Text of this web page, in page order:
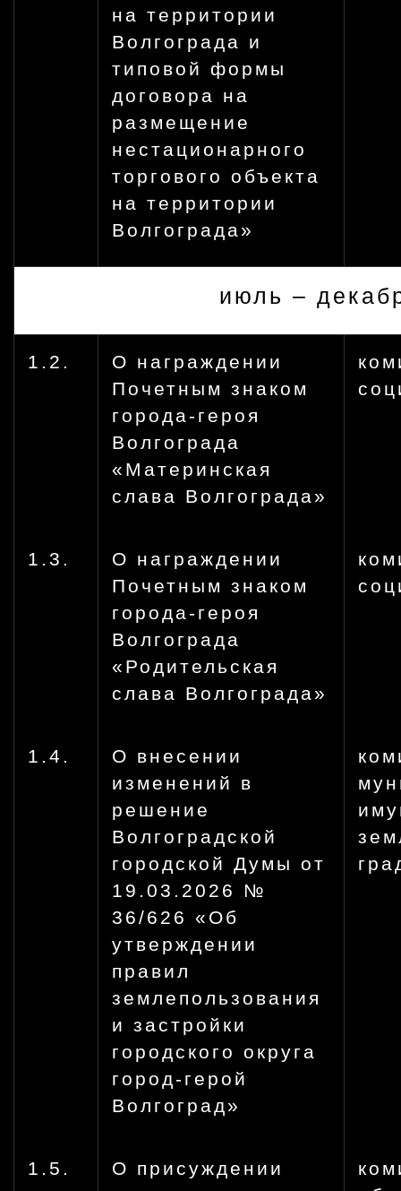
на территории
Волгограда и
типовой формы
договора на
размещение
нестационарного
торгового объекта
на территории
Волгограда»
июль –
1.2.
О награждении
Почетным знаком
города-героя
Волгограда
«Материнская
слава Волгограда»
1.3.
О награждении
Почетным знаком
города-героя
Волгограда
«Родительская
слава Волгограда»
1.4.
О внесении
изменений в
решение
Волгоградской
городской Думы от
19.03.2026 №
36/626 «Об
утверждении
правил
землепользования
и застройки
городского округа
город-герой
Волгоград»
1.5.
О присуждении